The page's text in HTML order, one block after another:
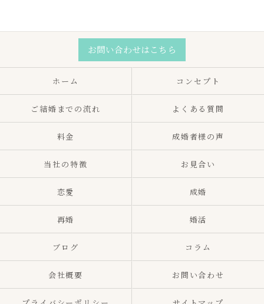
お問い合わせはこちら
ホーム コンセプト
ご結婚までの流れ よくある質問
料金 成婚者様の声
当社の特徴 お見合い
恋愛 成婚
再婚 婚活
ブログ コラム
会社概要 お問い合わせ